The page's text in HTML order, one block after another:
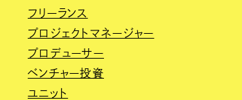
フリーランス
プロジェクトマネージャー
プロデューサー
ベンチャー投資
ユニット